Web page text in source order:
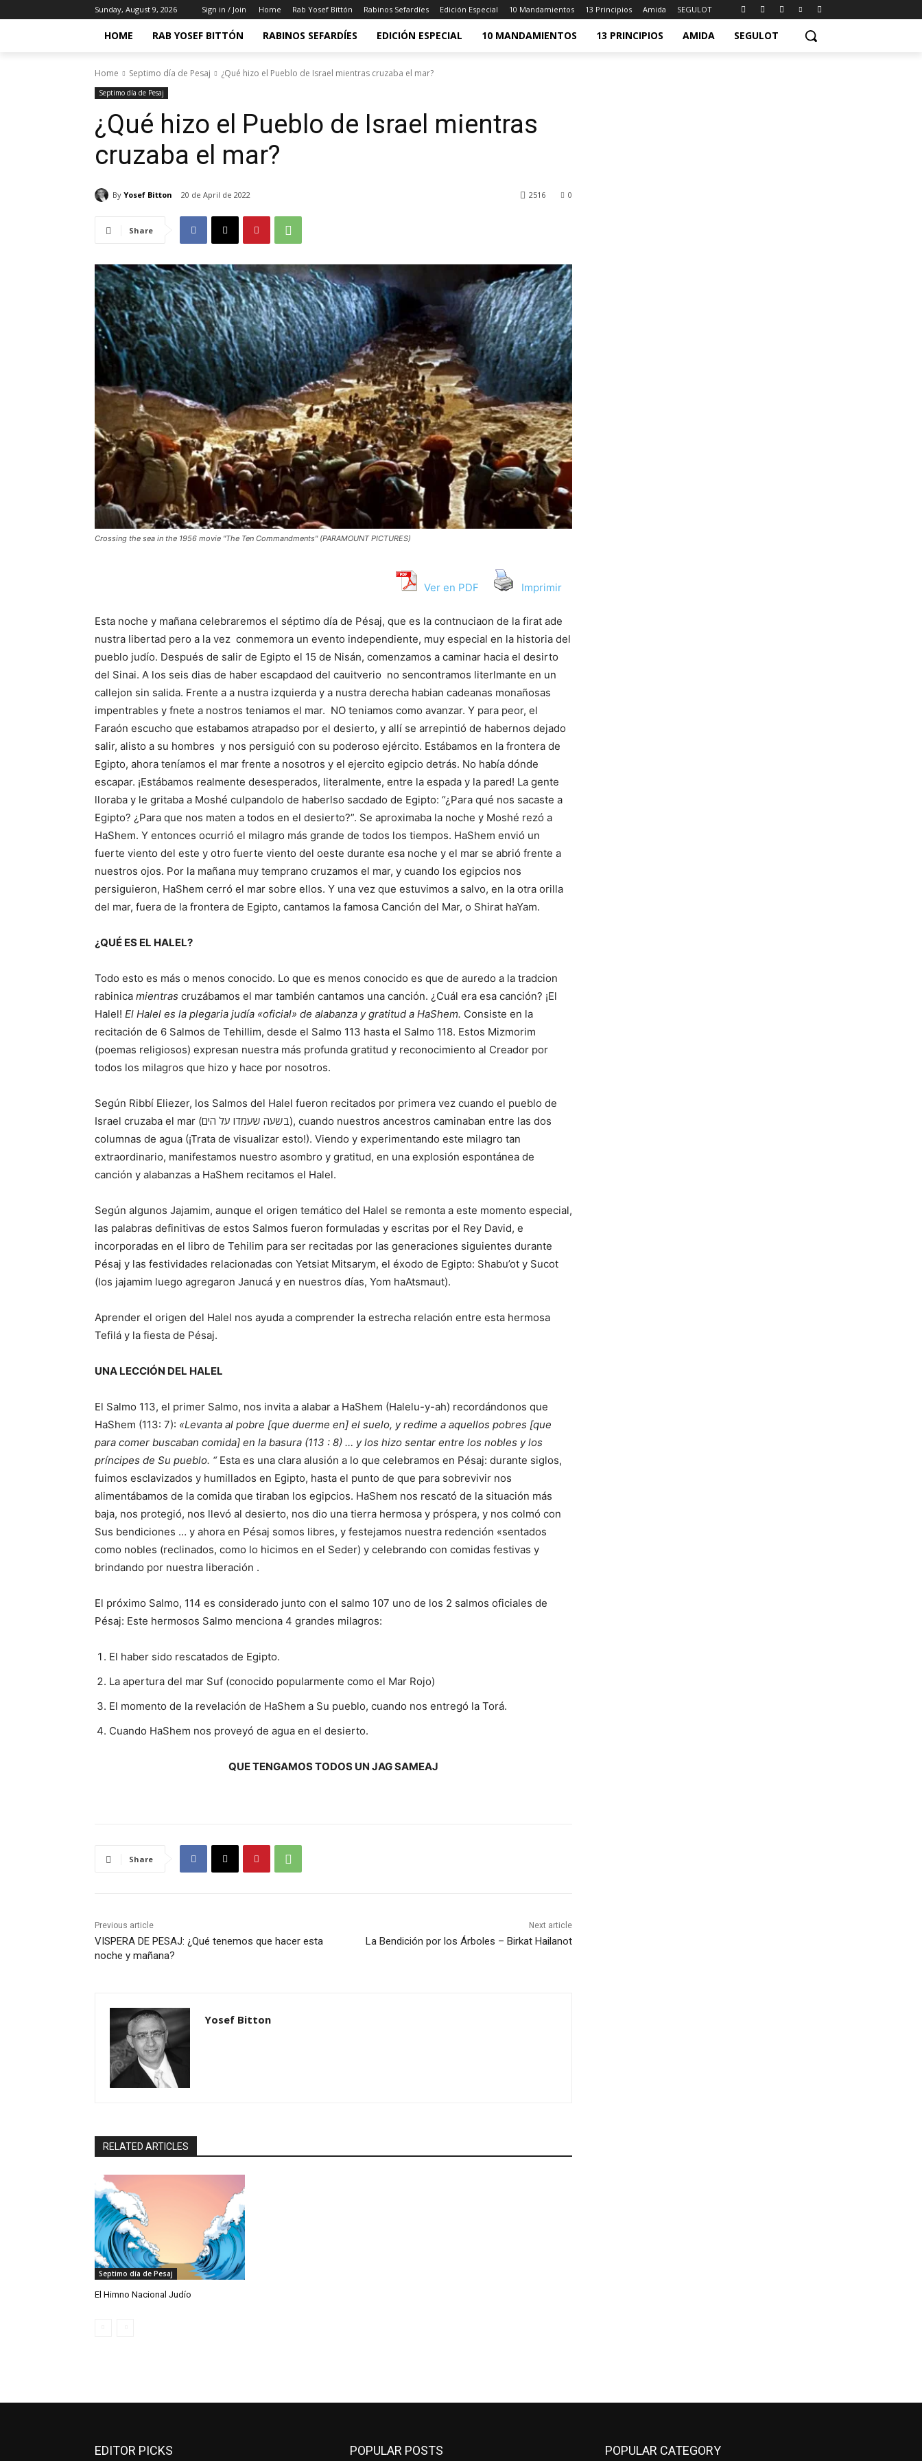
Sunday, August 9, 2026 Sign in / Join Home Rab Yosef Bittón Rabinos Sefardíes Edición Especial 10 Mandamientos 13 Principios Amida SEGULOT
HOME RAB YOSEF BITTÓN RABINOS SEFARDÍES EDICIÓN ESPECIAL 10 MANDAMIENTOS 13 PRINCIPIOS AMIDA SEGULOT
Home Septimo día de Pesaj ¿Qué hizo el Pueblo de Israel mientras cruzaba el mar?
Septimo día de Pesaj
¿Qué hizo el Pueblo de Israel mientras
cruzaba el mar?
By Yosef Bitton 20 de April de 2022 0
2516
Share
Crossing the sea in the 1956 movie "The Ten Commandments" (PARAMOUNT PICTURES)
Ver en PDF Imprimir
Esta noche y mañana celebraremos el séptimo día de Pésaj, que es la contnuciaon de la firat ade
nustra libertad pero a la vez conmemora un evento independiente, muy especial en la historia del
pueblo judío. Después de salir de Egipto el 15 de Nisán, comenzamos a caminar hacia el desirto
del Sinai. A los seis dias de haber escapdaod del cauitverio no sencontramos literlmante en un
callejon sin salida. Frente a a nustra izquierda y a nustra derecha habian cadeanas monañosas
impentrables y fnete a nostros teniamos el mar. NO teniamos como avanzar. Y para peor, el
Faraón escucho que estabamos atrapadso por el desierto, y allí se arrepintió de habernos dejado
salir, alisto a su hombres y nos persiguió con su poderoso ejército. Estábamos en la frontera de
Egipto, ahora teníamos el mar frente a nosotros y el ejercito egipcio detrás. No había dónde
escapar. ¡Estábamos realmente desesperados, literalmente, entre la espada y la pared! La gente
lloraba y le gritaba a Moshé culpandolo de haberlso sacdado de Egipto: “¿Para qué nos sacaste a
Egipto? ¿Para que nos maten a todos en el desierto?”. Se aproximaba la noche y Moshé rezó a
HaShem. Y entonces ocurrió el milagro más grande de todos los tiempos. HaShem envió un
fuerte viento del este y otro fuerte viento del oeste durante esa noche y el mar se abrió frente a
nuestros ojos. Por la mañana muy temprano cruzamos el mar, y cuando los egipcios nos
persiguieron, HaShem cerró el mar sobre ellos. Y una vez que estuvimos a salvo, en la otra orilla
del mar, fuera de la frontera de Egipto, cantamos la famosa Canción del Mar, o Shirat haYam.
¿QUÉ ES EL HALEL?
Todo esto es más o menos conocido. Lo que es menos conocido es que de auredo a la tradcion
rabinica mientras cruzábamos el mar también cantamos una canción. ¿Cuál era esa canción? ¡El
Halel! El Halel es la plegaria judía «oficial» de alabanza y gratitud a HaShem. Consiste en la
recitación de 6 Salmos de Tehillim, desde el Salmo 113 hasta el Salmo 118. Estos Mizmorim
(poemas religiosos) expresan nuestra más profunda gratitud y reconocimiento al Creador por
todos los milagros que hizo y hace por nosotros.
Según Ribbí Eliezer, los Salmos del Halel fueron recitados por primera vez cuando el pueblo de
Israel cruzaba el mar (בשעה שעמדו על הים), cuando nuestros ancestros caminaban entre las dos
columnas de agua (¡Trata de visualizar esto!). Viendo y experimentando este milagro tan
extraordinario, manifestamos nuestro asombro y gratitud, en una explosión espontánea de
canción y alabanzas a HaShem recitamos el Halel.
Según algunos Jajamim, aunque el origen temático del Halel se remonta a este momento especial,
las palabras definitivas de estos Salmos fueron formuladas y escritas por el Rey David, e
incorporadas en el libro de Tehilim para ser recitadas por las generaciones siguientes durante
Pésaj y las festividades relacionadas con Yetsiat Mitsarym, el éxodo de Egipto: Shabu’ot y Sucot
(los jajamim luego agregaron Janucá y en nuestros días, Yom haAtsmaut).
Aprender el origen del Halel nos ayuda a comprender la estrecha relación entre esta hermosa
Tefilá y la fiesta de Pésaj.
UNA LECCIÓN DEL HALEL
El Salmo 113, el primer Salmo, nos invita a alabar a HaShem (Halelu-y-ah) recordándonos que
HaShem (113: 7): «Levanta al pobre [que duerme en] el suelo, y redime a aquellos pobres [que
para comer buscaban comida] en la basura (113 : 8) … y los hizo sentar entre los nobles y los
príncipes de Su pueblo. “ Esta es una clara alusión a lo que celebramos en Pésaj: durante siglos,
fuimos esclavizados y humillados en Egipto, hasta el punto de que para sobrevivir nos
alimentábamos de la comida que tiraban los egipcios. HaShem nos rescató de la situación más
baja, nos protegió, nos llevó al desierto, nos dio una tierra hermosa y próspera, y nos colmó con
Sus bendiciones … y ahora en Pésaj somos libres, y festejamos nuestra redención «sentados
como nobles (reclinados, como lo hicimos en el Seder) y celebrando con comidas festivas y
brindando por nuestra liberación .
El próximo Salmo, 114 es considerado junto con el salmo 107 uno de los 2 salmos oficiales de
Pésaj: Este hermosos Salmo menciona 4 grandes milagros:
El haber sido rescatados de Egipto.
La apertura del mar Suf (conocido popularmente como el Mar Rojo)
El momento de la revelación de HaShem a Su pueblo, cuando nos entregó la Torá.
Cuando HaShem nos proveyó de agua en el desierto.
QUE TENGAMOS TODOS UN JAG SAMEAJ
Share
Previous article
VISPERA DE PESAJ: ¿Qué tenemos que hacer esta
noche y mañana?
Next article
La Bendición por los Árboles – Birkat Hailanot
Yosef Bitton
RELATED ARTICLES
Septimo día de Pesaj
El Himno Nacional Judío
EDITOR PICKS POPULAR POSTS POPULAR CATEGORY